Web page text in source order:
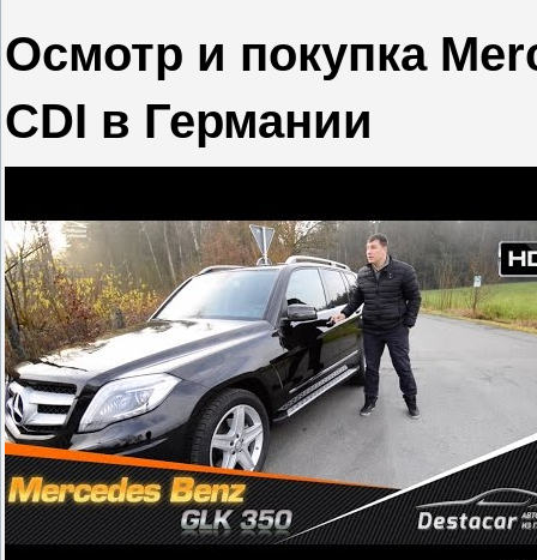
Осмотр и покупка
CDI в Германии